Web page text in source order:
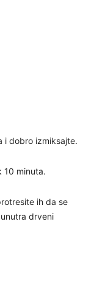
i dobro izmiksajte.
10 minuta.
ih da se
drveni